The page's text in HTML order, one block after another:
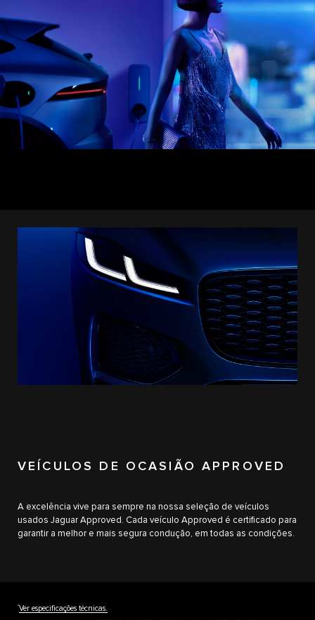
VEÍCULOS DE OCASIÃO APPROVED
A excelência vive para sempre na nossa seleção de veículos
usados Jaguar Approved. Cada veículo Approved é certificado para
garantir a melhor e mais segura condução, em todas as condições.
††Ver especificações técnicas.